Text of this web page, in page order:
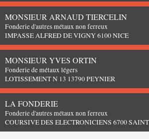
MONSIEUR ARNAUD TIERCELIN
Fonderie d'autres métaux non ferreux
IMPASSE ALFRED DE VIGNY 6100 NICE
MONSIEUR YVES ORTIN
Fonderie de métaux légers
LOTISSEMENT N 13 13790 PEYNIER
LA FONDERIE
Fonderie d'autres métaux non ferreux
COURSIVE DES ELECTRONICIENS 6700